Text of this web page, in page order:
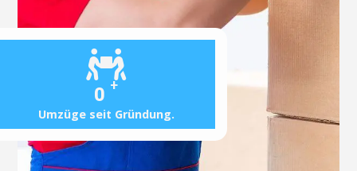
0 +
Umzüge seit Gründung.